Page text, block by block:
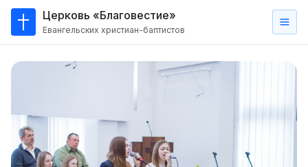
Церковь «Благовестие»
Евангельских христиан-баптистов
Кто такие баптисты?
Мы на карте